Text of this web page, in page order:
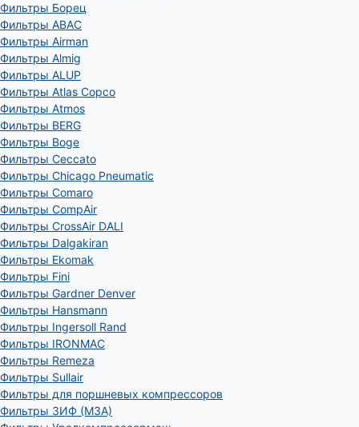
Фильтры Борец
Фильтры ABAC
Фильтры Airman
Фильтры Almig
Фильтры ALUP
Фильтры Atlas Copco
Фильтры Atmos
Фильтры BERG
Фильтры Boge
Фильтры Ceccato
Фильтры Chicago Pneumatic
Фильтры Comaro
Фильтры CompAir
Фильтры CrossAir DALI
Фильтры Dalgakiran
Фильтры Ekomak
Фильтры Fini
Фильтры Gardner Denver
Фильтры Hansmann
Фильтры Ingersoll Rand
Фильтры IRONMAC
Фильтры Remeza
Фильтры Sullair
Фильтры для поршневых компрессоров
Фильтры ЗИФ (МЗА)